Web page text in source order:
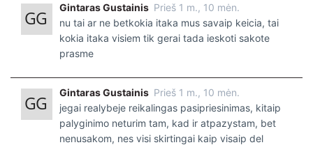
Gintaras Gustainis Prieš 1 m., 10 mėn.
nu tai ar ne betkokia itaka mus savaip keicia, tai
kokia itaka visiem tik gerai tada ieskoti sakote
prasme
Gintaras Gustainis Prieš 1 m., 10 mėn.
jegai realybeje reikalingas pasipriesinimas, kitaip
palyginimo neturim tam, kad ir atpazystam, bet
nenusakom, nes visi skirtingai kaip visaip del